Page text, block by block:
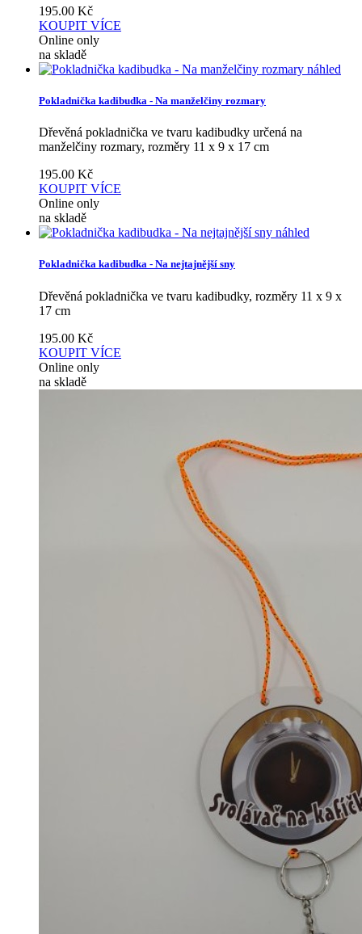
195.00 Kč
KOUPIT VÍCE
Online only
na skladě
náhled
Pokladnička kadibudka - Na manželčiny rozmary
Dřevěná pokladnička ve tvaru kadibudky určená na
manželčiny rozmary, rozměry 11 x 9 x 17 cm
195.00 Kč
KOUPIT VÍCE
Online only
na skladě
náhled
Pokladnička kadibudka - Na nejtajnější sny
Dřevěná pokladnička ve tvaru kadibudky, rozměry 11 x 9 x
17 cm
195.00 Kč
KOUPIT VÍCE
Online only
na skladě